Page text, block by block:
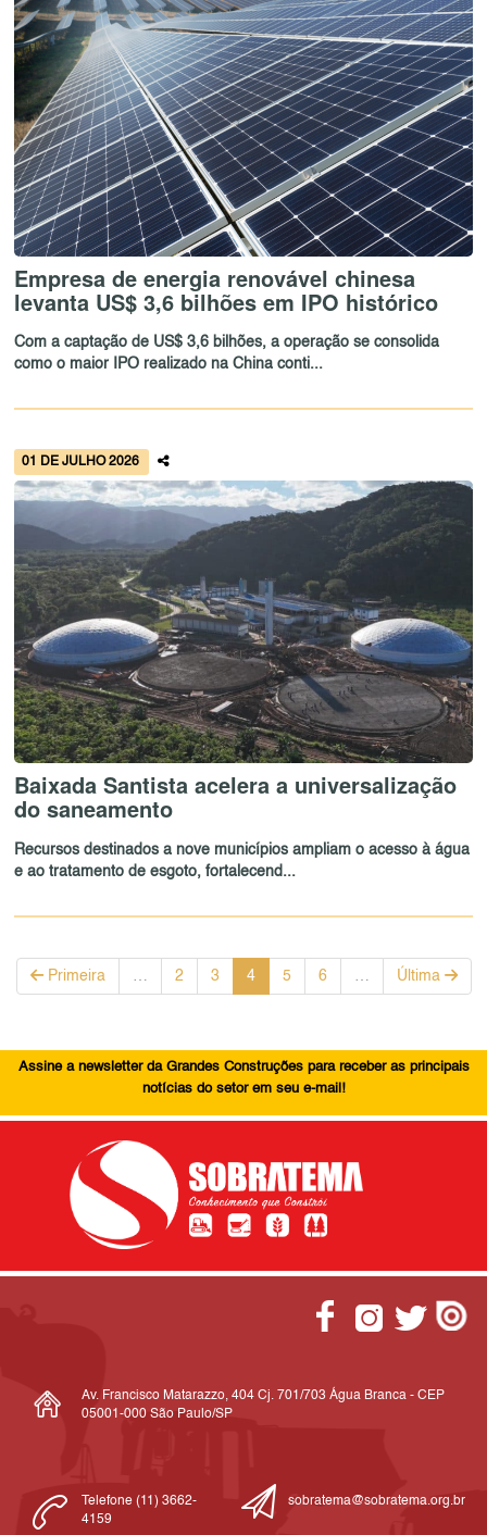
Empresa de energia renovável chinesa
levanta US$ 3,6 bilhões em IPO histórico
Com a captação de US$ 3,6 bilhões, a operação se consolida
como o maior IPO realizado na China conti...
01 DE JULHO 2026
Baixada Santista acelera a universalização
do saneamento
Recursos destinados a nove municípios ampliam o acesso à água
e ao tratamento de esgoto, fortalecend...
Primeira … 2 3 4 5 6 … Última
Assine a newsletter da Grandes Construções para receber as principais
notícias do setor em seu e-mail!
Av. Francisco Matarazzo, 404 Cj. 701/703 Água Branca - CEP
05001-000 São Paulo/SP
Telefone (11) 3662-
4159
sobratema@sobratema.org.br